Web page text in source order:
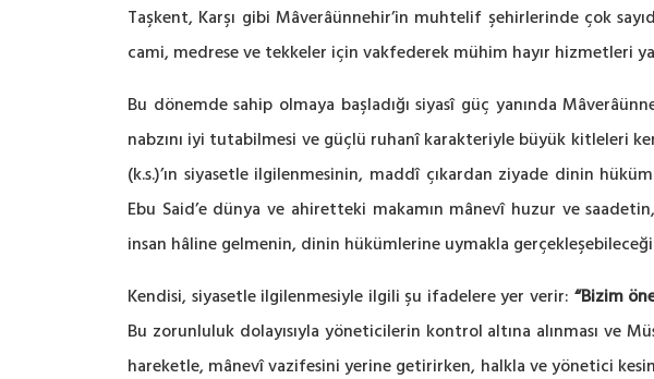
Taşkent, Karşı gibi Mâverâünnehir’in muhtelif şehirlerinde çok
cami, medrese ve tekkeler için vakfederek mühim hayır hizmetleri
Bu dönemde sahip olmaya başladığı siyasî güç yanında
nabzını iyi tutabilmesi ve güçlü ruhanî karakteriyle büyük kitleleri
(k.s.)’ın siyasetle ilgilenmesinin, maddî çıkardan ziyade dinin
Ebu Said’e dünya ve ahiretteki makamın mânevî huzur ve
insan hâline gelmenin, dinin hükümlerine uymakla
Kendisi, siyasetle ilgilenmesiyle ilgili şu ifadelere yer verir: “Bizim
Bu zorunluluk dolayısıyla yöneticilerin kontrol altına alınması ve
hareketle, mânevî vazifesini yerine getirirken, halkla ve yönetici